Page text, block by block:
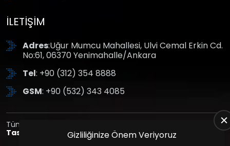
İLETIŞIM
Adres:Uğur Mumcu Mahallesi, Ulvi Cemal Erkin Cd.
No:61, 06370 Yenimahalle/Ankara
Tel: +90 (312) 354 8888
GSM: +90 (532) 343 4085
Tüm Hakları Saklıdır. | Bu site Us Yazılım
Tasarım
E-TicaretPaketleri ile Hazırlanmıştır. © 2025
Gizliliğinize Önem Veriyoruz